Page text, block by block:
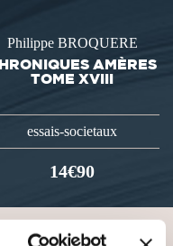
Philippe BROQUERE
AMÈRES
TOME XVIII
essais-societaux
14€90